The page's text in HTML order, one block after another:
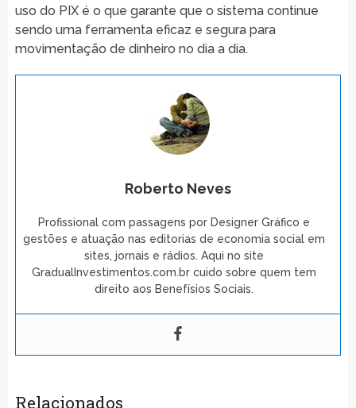
uso do PIX é o que garante que o sistema continue
sendo uma ferramenta eficaz e segura para
movimentação de dinheiro no dia a dia.
Roberto Neves
Profissional com passagens por Designer Gráfico e
gestões e atuação nas editorias de economia social em
sites, jornais e rádios. Aqui no site
GradualInvestimentos.com.br cuido sobre quem tem
direito aos Benefísios Sociais.
Relacionados